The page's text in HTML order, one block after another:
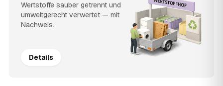
Wertstoffe sauber getrennt und
umweltgerecht verwertet — mit
Nachweis.
Details